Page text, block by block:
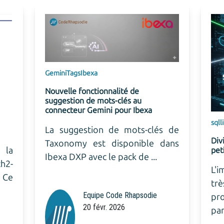
Diviser un fichier SQL volumineux en
petits fichiers pour un import facilité
problématique, entraînant
parfois la saturation ...
Code
e-